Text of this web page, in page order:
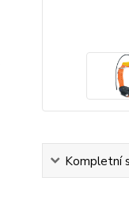
Kompletní